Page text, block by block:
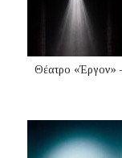
Θέατρο «Έργον»